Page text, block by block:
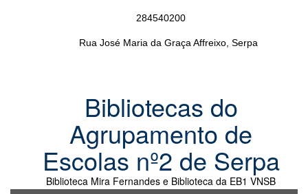
284540200
Rua José Maria da Graça Affreixo, Serpa
Bibliotecas do
Agrupamento de
Escolas nº2 de Serpa
Biblioteca Mira Fernandes e Biblioteca da EB1 VNSB